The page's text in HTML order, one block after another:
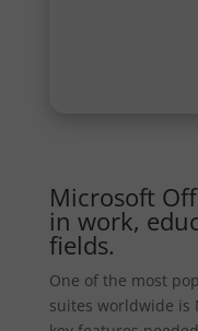
Microsoft
in work,
fields.
One of the most
suites worldwide is